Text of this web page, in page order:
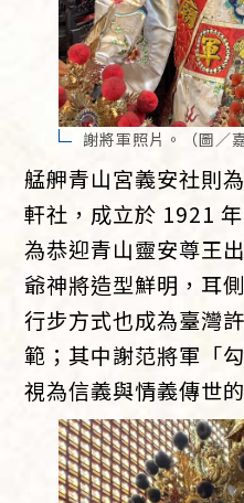
謝將軍照片。（圖／
艋舺青山宮義安社則
軒社，成立於 1921
為恭迎青山靈安尊王
爺神將造型鮮明，耳
行步方式也成為臺灣
範；其中謝范將軍「
視為信義與情義傳世